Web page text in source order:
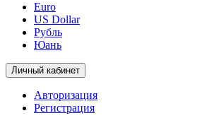
Euro
US Dollar
Рубль
Юань
Личный кабинет
Авторизация
Регистрация